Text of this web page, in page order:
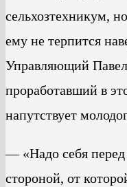
сельхозтехникум,
ему не терпится
Управляющий
проработавший в
напутствует
— «Надо себя перед
стороной, от